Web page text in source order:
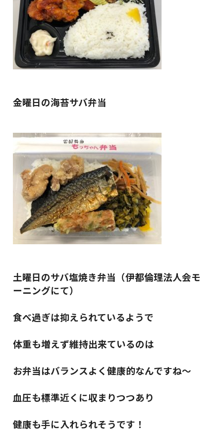
金曜日の海苔サバ弁当
土曜日のサバ塩焼き弁当（伊都倫理法人会モ
ーニングにて）
食べ過ぎは抑えられているようで
体重も増えず維持出来ているのは
お弁当はバランスよく健康的なんですね～
血圧も標準近くに収まりつつあり
健康も手に入れられそうです！